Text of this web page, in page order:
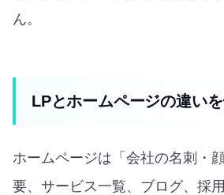
ん。
LPとホームページの違い
ホームページは「会社の名刺・
要、サービス一覧、ブログ、採